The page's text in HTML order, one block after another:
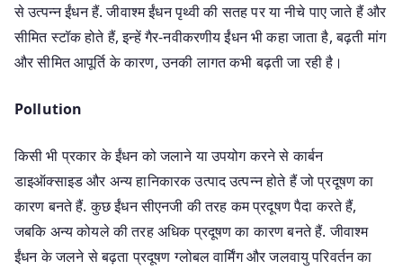
से उत्पन्न ईंधन हैं. जीवाश्म ईंधन पृथ्वी की सतह पर या नीचे पाए जाते हैं और
सीमित स्टॉक होते हैं, इन्हें गैर-नवीकरणीय ईंधन भी कहा जाता है, बढ़ती मांग
और सीमित आपूर्ति के कारण, उनकी लागत कभी बढ़ती जा रही है।
Pollution
किसी भी प्रकार के ईंधन को जलाने या उपयोग करने से कार्बन
डाइऑक्साइड और अन्य हानिकारक उत्पाद उत्पन्न होते हैं जो प्रदूषण का
कारण बनते हैं. कुछ ईंधन सीएनजी की तरह कम प्रदूषण पैदा करते हैं,
जबकि अन्य कोयले की तरह अधिक प्रदूषण का कारण बनते हैं. जीवाश्म
ईंधन के जलने से बढ़ता प्रदूषण ग्लोबल वार्मिंग और जलवायु परिवर्तन का